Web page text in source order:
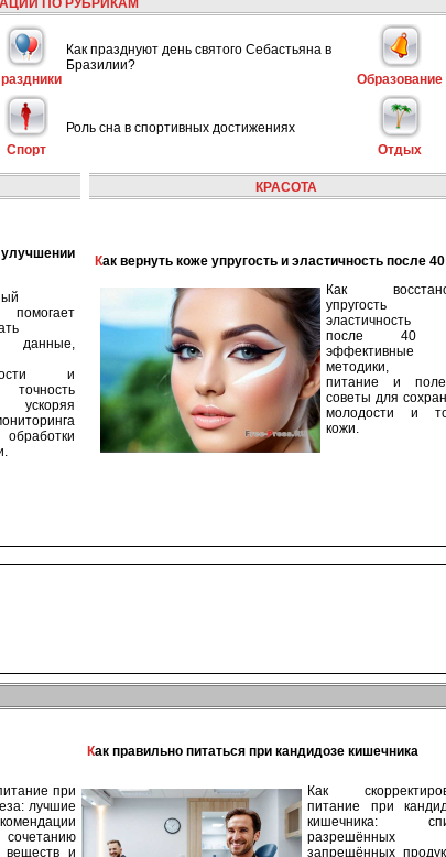
ПО РУБРИКАМ
Как празднуют день святого Себастьяна в
Бразилии?
Образование
Спорт
Роль сна в спортивных достижениях
Отдых
помогает
данные,
и
ускоряя
КРАСОТА
Как вернуть коже упругость и эластичность после
Как
эластичность
после 40
эффективные
методики,
питание и
советы для
молодости и
кожи.
при
лучшие
веществ и
Как правильно питаться при кандидозе кишечника
Как
питание при
кишечника:
запрещённых